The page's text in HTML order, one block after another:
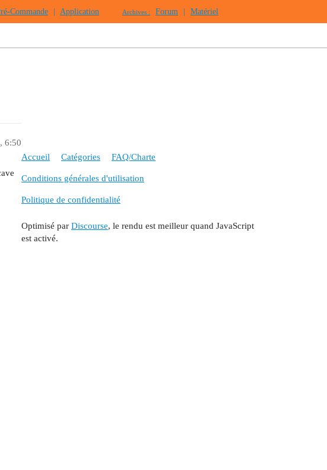
Commande Application Archives : Forum Matériel
6:50
Accueil Catégories FAQ/Charte
Conditions générales d'utilisation
Politique de confidentialité
Optimisé par Discourse, le rendu est meilleur quand JavaScript
est activé.